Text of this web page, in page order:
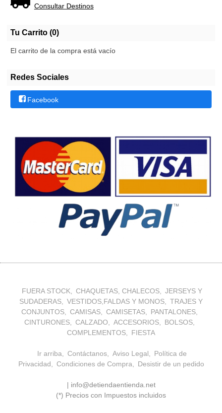
Consultar Destinos
Tu Carrito (0)
El carrito de la compra está vacío
Redes Sociales
Facebook
FUERA STOCK CHAQUETAS, CHALECOS
JERSEYS Y
SUDADERAS
VESTIDOS,FALDAS Y MONOS
TRAJES Y
CONJUNTOS
CAMISAS CAMISETAS
PANTALONES
CINTURONES
CALZADO ACCESORIOS
BOLSOS
COMPLEMENTOS
FIESTA
Ir arriba Contáctanos Aviso Legal
Política de
Privacidad
Condiciones de Compra Desistir de un pedido
| info@detiendaentienda.net
(*) Precios con Impuestos incluidos